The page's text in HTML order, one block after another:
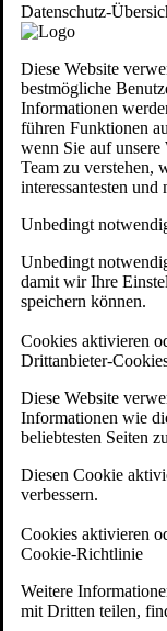
Datenschutz-
Diese Website
bestmögliche
Informationen
führen Funktionen
wenn Sie auf
Team zu verstehen,
interessantesten und
Unbedingt
Unbedingt
damit wir Ihre
speichern können.
Cookies aktivieren
Drittanbieter-
Diese Website
Informationen wie
beliebtesten Seiten
Diesen Cookie
verbessern.
Cookies aktivieren
Cookie-Richtlinie
Weitere
mit Dritten teilen,